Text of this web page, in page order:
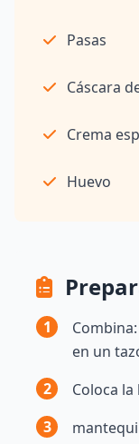
Pasas
Cáscara
Crema
Huevo
1
en un
2
Coloca la
3